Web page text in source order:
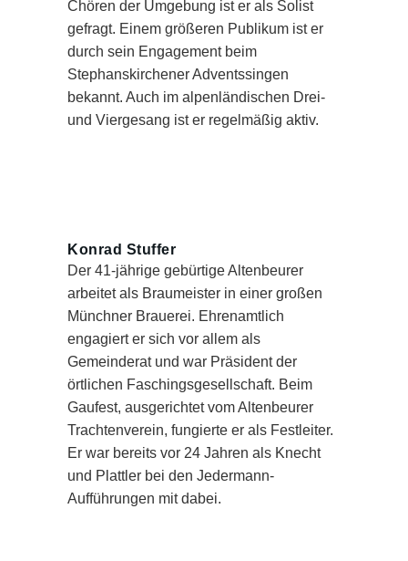
Chören der Umgebung ist er als Solist
gefragt. Einem größeren Publikum ist er
durch sein Engagement beim
Stephanskirchener Adventssingen
bekannt. Auch im alpenländischen Drei-
und Viergesang ist er regelmäßig aktiv.
Konrad Stuffer
Der 41-jährige gebürtige Altenbeurer
arbeitet als Braumeister in einer großen
Münchner Brauerei. Ehrenamtlich
engagiert er sich vor allem als
Gemeinderat und war Präsident der
örtlichen Faschingsgesellschaft. Beim
Gaufest, ausgerichtet vom Altenbeurer
Trachtenverein, fungierte er als Festleiter.
Er war bereits vor 24 Jahren als Knecht
und Plattler bei den Jedermann-
Aufführungen mit dabei.